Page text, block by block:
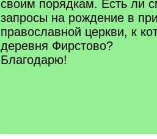
своим порядкам. Есть ли
запросы на рождение в
православной церкви, к
деревня Фирстово?
Благодарю!